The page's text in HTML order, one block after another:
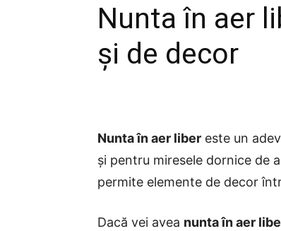
Nunta în aer
și de decor
Nunta în aer liber este un
și pentru miresele dornice de
permite elemente de decor
Dacă vei avea nunta în aer